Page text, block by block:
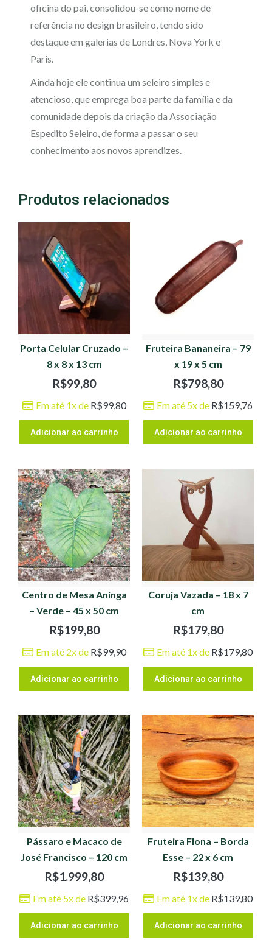
oficina do pai, consolidou-se como nome de
referência no design brasileiro, tendo sido
destaque em galerias de Londres, Nova York e
Paris.
Ainda hoje ele continua um seleiro simples e
atencioso, que emprega boa parte da família e da
comunidade depois da criação da Associação
Espedito Seleiro, de forma a passar o seu
conhecimento aos novos aprendizes.
Produtos relacionados
Porta Celular Cruzado –
8 x 8 x 13 cm
R$99,80
Em até 1x de R$99,80
Adicionar ao carrinho
Fruteira Bananeira – 79
x 19 x 5 cm
R$798,80
Em até 5x de R$159,76
Adicionar ao carrinho
Centro de Mesa Aninga
– Verde – 45 x 50 cm
R$199,80
Em até 2x de R$99,90
Adicionar ao carrinho
Coruja Vazada – 18 x 7
cm
R$179,80
Em até 1x de R$179,80
Adicionar ao carrinho
Pássaro e Macaco de
José Francisco – 120 cm
R$1.999,80
Em até 5x de R$399,96
Adicionar ao carrinho
Fruteira Flona – Borda
Esse – 22 x 6 cm
R$139,80
Em até 1x de R$139,80
Adicionar ao carrinho